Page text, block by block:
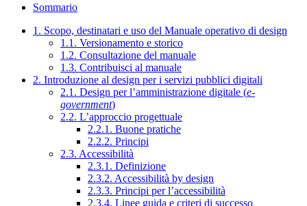
Sommario
1. Scopo, destinatari e uso del Manuale operativo di design
1.1. Versionamento e storico
1.2. Consultazione del manuale
1.3. Contribuisci al manuale
2. Introduzione al design per i servizi pubblici digitali
2.1. Design per l’amministrazione digitale (e-
government)
2.2. L’approccio progettuale
2.2.1. Buone pratiche
2.2.2. Principi
2.3. Accessibilità
2.3.1. Definizione
2.3.2. Accessibilità by design
2.3.3. Principi per l’accessibilità
2.3.4. Linee guida e criteri di successo